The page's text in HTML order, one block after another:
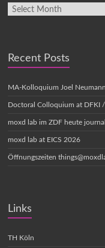
Recent Posts
MA-Kolloquium Joel Neumann
Doctoral Colloquium at DFKI
moxd lab im ZDF heute journal
moxd lab at EICS 2026
Öffnungszeiten
Links
TH Köln